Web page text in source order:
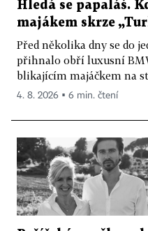
Hledá se papaláš.
majákem skrze
Před několika dny se do
přihnalo obří luxusní
blikajícím majáčkem na
4. 8. 2026 ▪ 6 min. čtení